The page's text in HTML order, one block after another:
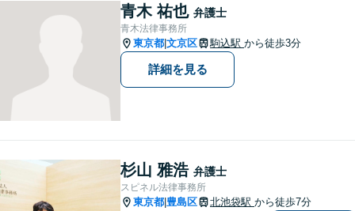
青木 祐也 弁護士
青木法律事務所
東京都 文京区 駒込駅 から徒歩3分
詳細を見る
杉山 雅浩 弁護士
スピネル法律事務所
東京都 豊島区 北池袋駅 から徒歩7分